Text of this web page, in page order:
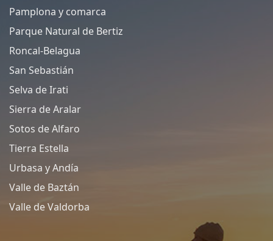
Pamplona y comarca
Parque Natural de Bertiz
Roncal-Belagua
San Sebastián
Selva de Irati
Sierra de Aralar
Sotos de Alfaro
Tierra Estella
Urbasa y Andía
Valle de Baztán
Valle de Valdorba